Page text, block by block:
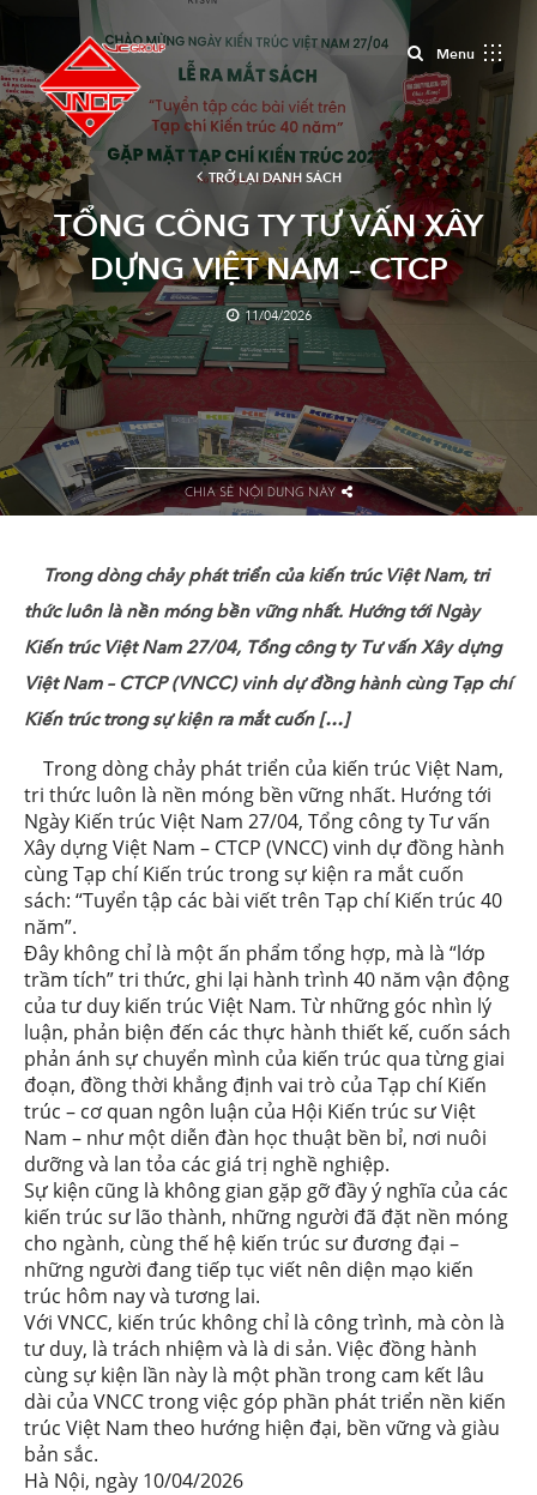
MenuClose
TRỞ LẠI DANH SÁCH
TỔNG CÔNG TY TƯ VẤN XÂY
DỰNG VIỆT NAM – CTCP
(VNCC) ĐỒNG HÀNH CÙNG
TẠP CHÍ KIẾN TRÚC RA MẮT
ẤN PHẨM ĐẶC BIỆT
11/04/2026
CHIA SẺ NỘI DUNG NÀY
Trong dòng chảy phát triển của kiến trúc Việt Nam, tri
thức luôn là nền móng bền vững nhất. Hướng tới Ngày
Kiến trúc Việt Nam 27/04, Tổng công ty Tư vấn Xây dựng
Việt Nam – CTCP (VNCC) vinh dự đồng hành cùng Tạp chí
Kiến trúc trong sự kiện ra mắt cuốn […]
Trong dòng chảy phát triển của kiến trúc Việt Nam,
tri thức luôn là nền móng bền vững nhất. Hướng tới
Ngày Kiến trúc Việt Nam 27/04, Tổng công ty Tư vấn
Xây dựng Việt Nam – CTCP (VNCC) vinh dự đồng hành
cùng Tạp chí Kiến trúc trong sự kiện ra mắt cuốn
sách: “Tuyển tập các bài viết trên Tạp chí Kiến trúc 40
năm”.
Đây không chỉ là một ấn phẩm tổng hợp, mà là “lớp
trầm tích” tri thức, ghi lại hành trình 40 năm vận động
của tư duy kiến trúc Việt Nam. Từ những góc nhìn lý
luận, phản biện đến các thực hành thiết kế, cuốn sách
phản ánh sự chuyển mình của kiến trúc qua từng giai
đoạn, đồng thời khẳng định vai trò của Tạp chí Kiến
trúc – cơ quan ngôn luận của Hội Kiến trúc sư Việt
Nam – như một diễn đàn học thuật bền bỉ, nơi nuôi
dưỡng và lan tỏa các giá trị nghề nghiệp.
Sự kiện cũng là không gian gặp gỡ đầy ý nghĩa của các
kiến trúc sư lão thành, những người đã đặt nền móng
cho ngành, cùng thế hệ kiến trúc sư đương đại –
những người đang tiếp tục viết nên diện mạo kiến
trúc hôm nay và tương lai.
Với VNCC, kiến trúc không chỉ là công trình, mà còn là
tư duy, là trách nhiệm và là di sản. Việc đồng hành
cùng sự kiện lần này là một phần trong cam kết lâu
dài của VNCC trong việc góp phần phát triển nền kiến
trúc Việt Nam theo hướng hiện đại, bền vững và giàu
bản sắc.
Hà Nội, ngày 10/04/2026